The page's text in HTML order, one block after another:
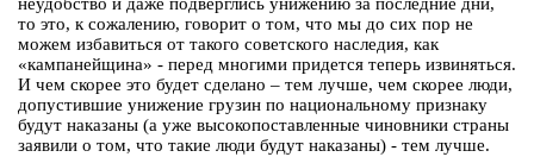
то это, к сожалению, говорит о том, что мы до сих пор не
можем избавиться от такого советского наследия, как
«кампанейщина» - перед многими придется теперь извиняться.
И чем скорее это будет сделано – тем лучше, чем скорее люди,
допустившие унижение грузин по национальному признаку
будут наказаны (а уже высокопоставленные чиновники страны
заявили о том, что такие люди будут наказаны) - тем лучше.